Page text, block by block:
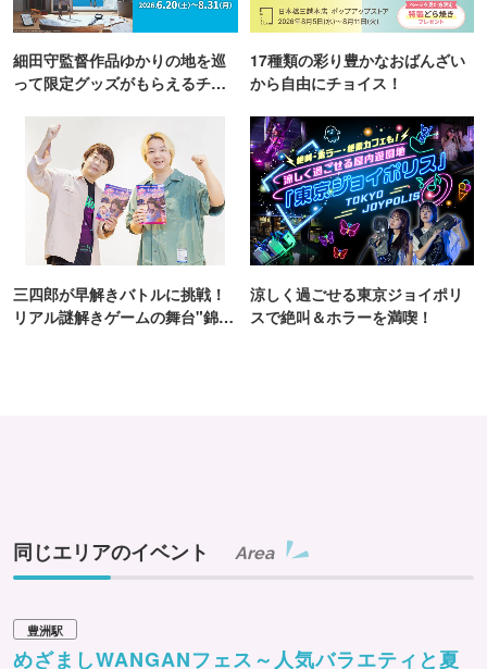
細田守監督作品ゆかりの地を巡
って限定グッズがもらえるチャ
17種類の彩り豊かなおばんざい
から自由にチョイス！
三四郎が早解きバトルに挑戦！
リアル謎解きゲームの舞台"錦糸
涼しく過ごせる東京ジョイポリ
スで絶叫＆ホラーを満喫！
同じエリアのイベント Area
豊洲駅
めざましWANGANフェス～人気バラエティと夏